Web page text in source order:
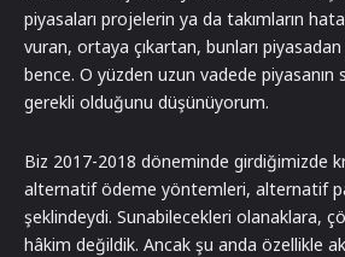
piyasaları projelerin ya da takımların
vuran, ortaya çıkartan, bunları
bence. O yüzden uzun vadede piyasanın
gerekli olduğunu düşünüyorum.
Biz 2017-2018 döneminde girdiğimizde
alternatif ödeme yöntemleri, alternatif
şeklindeydi. Sunabilecekleri olanaklara,
hâkim değildik. Ancak şu anda özellikle